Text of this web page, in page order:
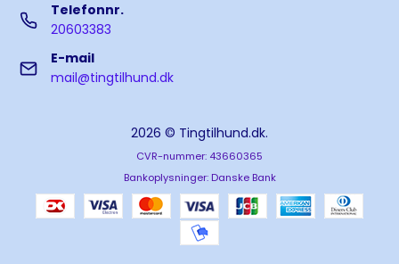
Telefonnr.
20603383
E-mail
mail@tingtilhund.dk
2026 © Tingtilhund.dk.
CVR-nummer: 43660365
Bankoplysninger: Danske Bank